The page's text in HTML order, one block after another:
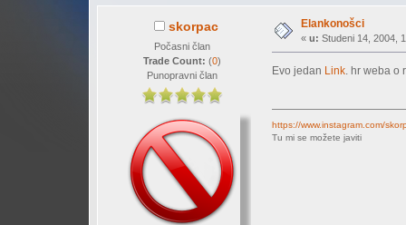
skorpac
Počasni član
Trade Count: (0)
Punopravni član
Elankonošci
« u: Studeni 14, 2004,
Evo jedan Link. hr weba o
https://www.instagram.com/
Tu mi se možete javiti